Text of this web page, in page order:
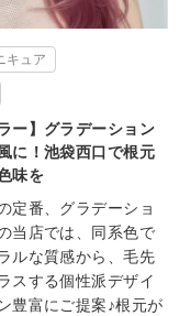
キュア
ー】グラデーション
に！池袋西口で根元
味を
定番、グラデーショ
当店では、同系色で
ルな質感から、毛先
スする個性派デザイ
豊富にご提案♪根元が